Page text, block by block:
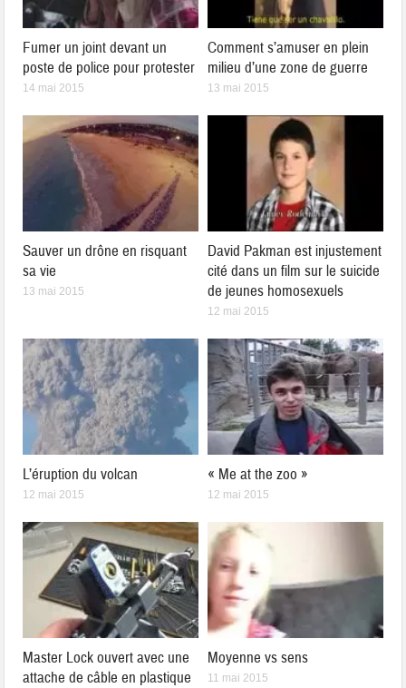
Fumer un joint devant un
poste de police pour protester
14 mai 2015
Comment s’amuser en plein
milieu d’une zone de guerre
13 mai 2015
Sauver un drône en risquant
sa vie
13 mai 2015
David Pakman est injustement
cité dans un film sur le suicide
de jeunes homosexuels
12 mai 2015
L’éruption du volcan
12 mai 2015
« Me at the zoo »
12 mai 2015
Master Lock ouvert avec une
attache de câble en plastique
Moyenne vs sens
11 mai 2015